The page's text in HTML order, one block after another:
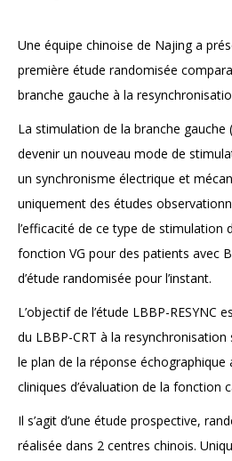
Une équipe chinoise de Najing a
première étude randomisée
branche gauche à la
La stimulation de la branche gauche
devenir un nouveau mode de
un synchronisme électrique et
uniquement des études
l’efficacité de ce type de stimulation
fonction VG pour des patients avec
d’étude randomisée pour l’instant.
L’objectif de l’étude LBBP-RESYNC
du LBBP-CRT à la resynchronisation
le plan de la réponse échographique
cliniques d’évaluation de la fonction
Il s’agit d’une étude prospective,
réalisée dans 2 centres chinois.